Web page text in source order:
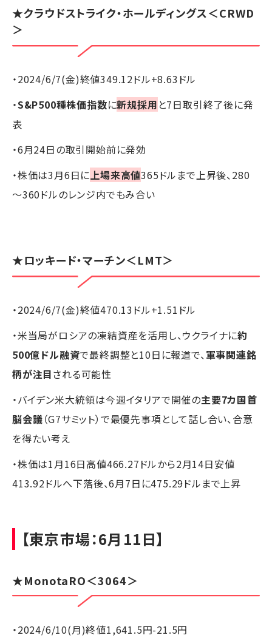
★クラウドストライク・ホールディングス＜CRWD
＞
・2024/6/7(金)終値349.12ドル+8.63ドル
・S&P500種株価指数に新規採用 と7日取引終了後に発
表
・6月24日の取引開始前に発効
・株価は3月6日に上場来高値365ドルまで上昇後、280
～360ドルのレンジ内でもみ合い
★ロッキード・マーチン＜LMT＞
・2024/6/7(金)終値470.13ドル+1.51ドル
・米当局がロシアの凍結資産を活用し、ウクライナに約
500億ドル融資で最終調整と10日に報道で、 軍事関連銘
柄が注目される可能性
・バイデン米大統領は今週イタリアで開催の主要7カ国首
脳会議（G7サミット）で最優先事項として話し合い、合意
を得たい考え
・株価は1月16日高値466.27ドルから2月14日安値
413.92ドルへ下落後、6月7日に475.29ドルまで上昇
【東京市場：6月11日】
★MonotaRO＜3064＞
・2024/6/10(月)終値1,641.5円-21.5円